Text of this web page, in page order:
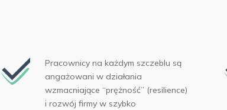
Pracownicy na każdym szczeblu są
angażowani w działania
wzmacniające “prężność” (resilience)
i rozwój firmy w szybko